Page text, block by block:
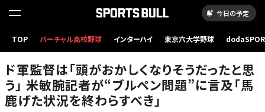
今日の予定
TOP バーチャル高校野球 インターハイ 東京六大学野球
ド軍監督は「頭がおかしくなりそうだったと思
う」 米敏腕記者が“ブルペン問題”に言及「馬
鹿げた状況を終わらすべき」